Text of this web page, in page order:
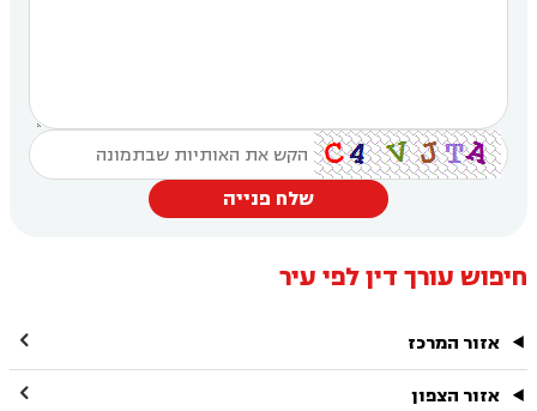
שלח פנייה
חיפוש עורך דין לפי עיר
אזור המרכז 
אזור הצפון 